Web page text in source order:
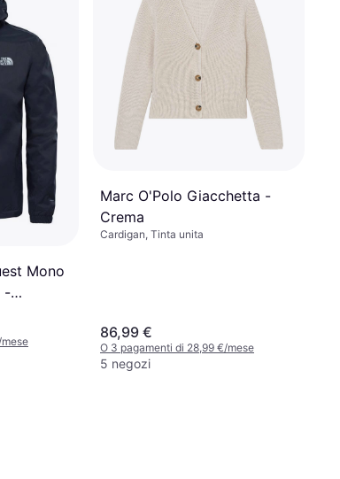
Mono
-
Marc O'Polo Giacchetta -
Crema
Cardigan, Tinta unita
86,99 €
O 3 pagamenti di 28,99 €/mese
5 negozi